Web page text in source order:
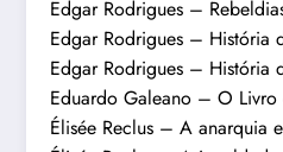
Edgar Rodrigues –
Edgar Rodrigues – História
Edgar Rodrigues – História
Eduardo Galeano – O
Élisée Reclus – A anarquia